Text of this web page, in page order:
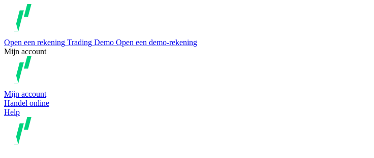
Open een rekening Trading Demo Open een demo-rekening
Mijn account
Mijn account
Handel online
Help